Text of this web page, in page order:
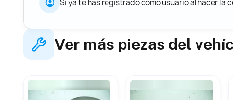
Si ya te has registrado como usuario al hacer la
Ver más piezas del